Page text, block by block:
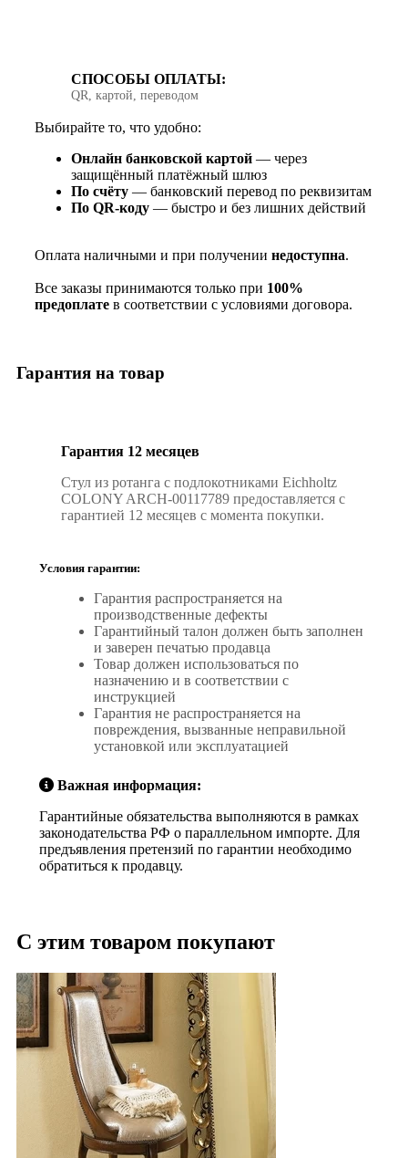
СПОСОБЫ ОПЛАТЫ:
QR, картой, переводом
Выбирайте то, что удобно:
Онлайн банковской картой — через
защищённый платёжный шлюз
По счёту — банковский перевод по реквизитам
По QR‑коду — быстро и без лишних действий
Оплата наличными и при получении недоступна.
Все заказы принимаются только при 100%
предоплате в соответствии с условиями договора.
Гарантия на товар
Гарантия 12 месяцев
Стул из ротанга с подлокотниками Eichholtz
COLONY ARCH-00117789 предоставляется с
гарантией 12 месяцев с момента покупки.
Условия гарантии:
Гарантия распространяется на
производственные дефекты
Гарантийный талон должен быть заполнен
и заверен печатью продавца
Товар должен использоваться по
назначению и в соответствии с
инструкцией
Гарантия не распространяется на
повреждения, вызванные неправильной
установкой или эксплуатацией
Важная информация:
Гарантийные обязательства выполняются в рамках
законодательства РФ о параллельном импорте. Для
предъявления претензий по гарантии необходимо
обратиться к продавцу.
С этим товаром покупают